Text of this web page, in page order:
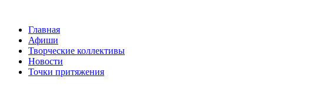
содержимому
Главная
Афиши
Творческие коллективы
Новости
Точки притяжения